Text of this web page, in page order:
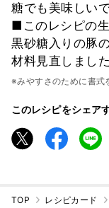
糖でも美味しい
■このレシピの
黒砂糖入りの豚
材料見直しまし
※みやすさのために書式
このレシピをシェア
TOP レシピカード